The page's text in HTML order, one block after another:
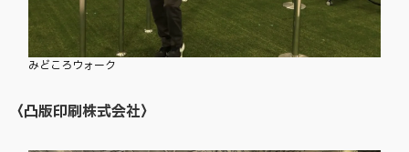
みどころウォーク
〈凸版印刷株式会社〉